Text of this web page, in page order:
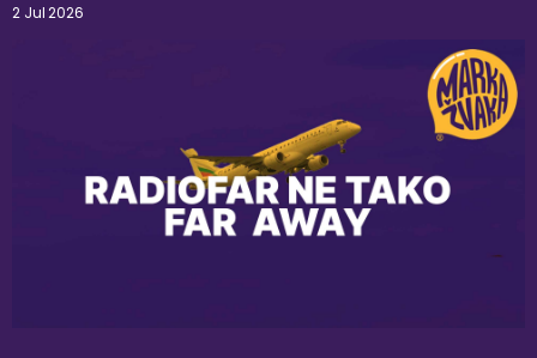
2 Jul 2026